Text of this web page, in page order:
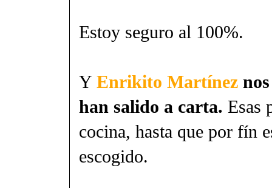
Estoy seguro al 100%.
Y Enrikito Martínez
han salido a carta. Esas
cocina, hasta que por fín
escogido.